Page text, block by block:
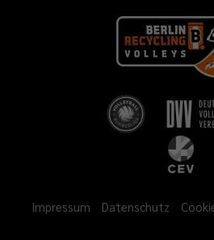
Impressum Datenschutz